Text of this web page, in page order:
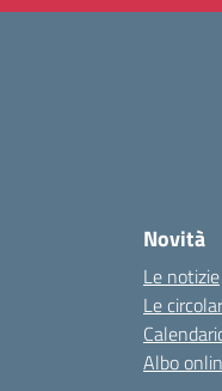
Novità
Le notizie
Le
Albo